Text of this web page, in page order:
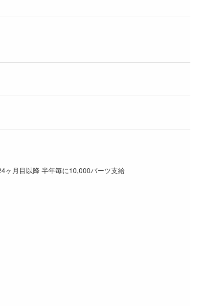
ヶ月目以降 半年毎に10,000バーツ支給